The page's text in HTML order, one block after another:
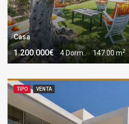
Casa
1.200.000€ 4 Dorm.. 147.00 m2
TIPO VENTA